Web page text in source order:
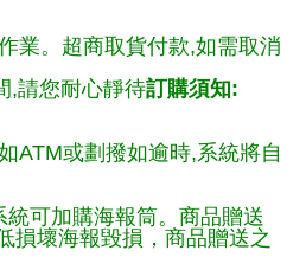
業。超商取貨付款,如需取消
,請您耐心靜待訂購須知:
ATM或劃撥如逾時,系統將自
可加購海報筒。商品贈送
損壞海報毀損，商品贈送之